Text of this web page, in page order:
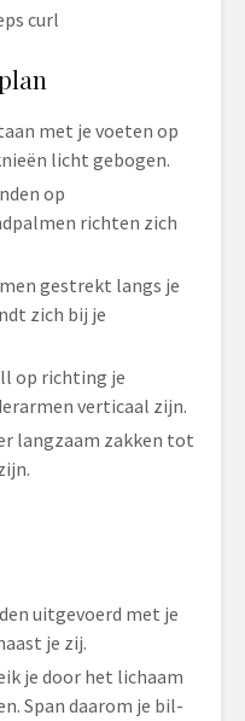
met je voeten op
licht gebogen.
op
richten zich
gestrekt langs je
zich bij je
op richting je
verticaal zijn.
langzaam zakken tot
uitgevoerd met je
je zij.
je door het lichaam
Span daarom je bil-